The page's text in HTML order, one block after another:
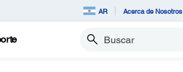
AR Acerca de Nosotros
Buscar